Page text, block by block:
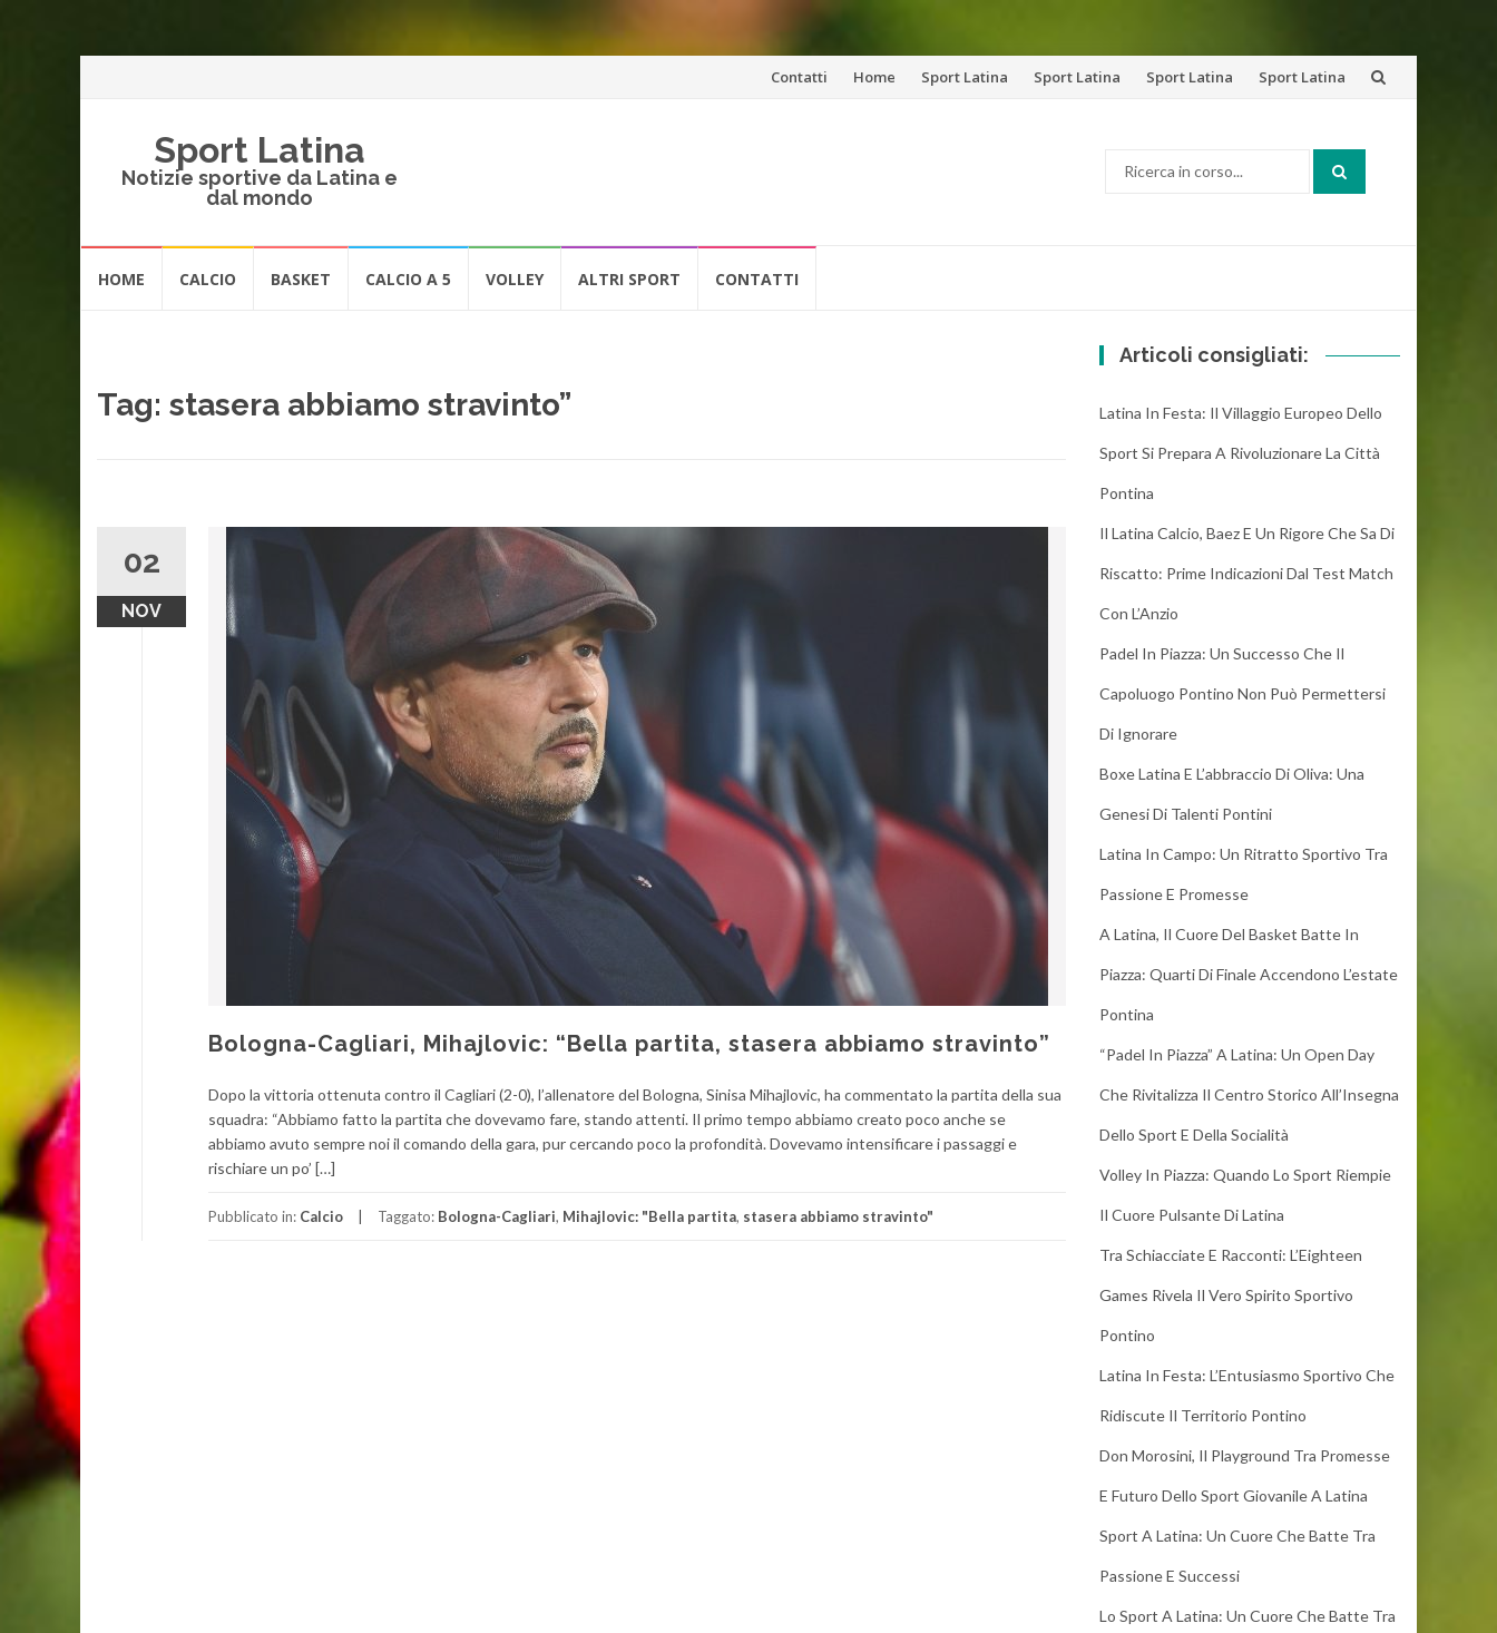
VaiContatti Home Sport Latina Sport Latina Sport Latina Sport Latina
Sport Latina
Notizie sportive da Latina e
dal mondo
HOME CALCIO BASKET CALCIO A 5 VOLLEY ALTRI SPORT CONTATTI
Tag: stasera abbiamo stravinto”
02
NOV
Bologna-Cagliari, Mihajlovic: “Bella partita, stasera abbiamo stravinto”
Dopo la vittoria ottenuta contro il Cagliari (2-0), l’allenatore del Bologna, Sinisa Mihajlovic, ha commentato la partita della sua
squadra: “Abbiamo fatto la partita che dovevamo fare, stando attenti. Il primo tempo abbiamo creato poco anche se
abbiamo avuto sempre noi il comando della gara, pur cercando poco la profondità. Dovevamo intensificare i passaggi e
rischiare un po’ […]
Pubblicato in: Calcio Taggato: Bologna-Cagliari, Mihajlovic: "Bella partita, stasera abbiamo stravinto"
Articoli consigliati:
Latina In Festa: Il Villaggio Europeo Dello
Sport Si Prepara A Rivoluzionare La Città
Pontina
Il Latina Calcio, Baez E Un Rigore Che Sa Di
Riscatto: Prime Indicazioni Dal Test Match
Con L’Anzio
Padel In Piazza: Un Successo Che Il
Capoluogo Pontino Non Può Permettersi
Di Ignorare
Boxe Latina E L’abbraccio Di Oliva: Una
Genesi Di Talenti Pontini
Latina In Campo: Un Ritratto Sportivo Tra
Passione E Promesse
A Latina, Il Cuore Del Basket Batte In
Piazza: Quarti Di Finale Accendono L’estate
Pontina
“Padel In Piazza” A Latina: Un Open Day
Che Rivitalizza Il Centro Storico All’Insegna
Dello Sport E Della Socialità
Volley In Piazza: Quando Lo Sport Riempie
Il Cuore Pulsante Di Latina
Tra Schiacciate E Racconti: L’Eighteen
Games Rivela Il Vero Spirito Sportivo
Pontino
Latina In Festa: L’Entusiasmo Sportivo Che
Ridiscute Il Territorio Pontino
Don Morosini, Il Playground Tra Promesse
E Futuro Dello Sport Giovanile A Latina
Sport A Latina: Un Cuore Che Batte Tra
Passione E Successi
Lo Sport A Latina: Un Cuore Che Batte Tra